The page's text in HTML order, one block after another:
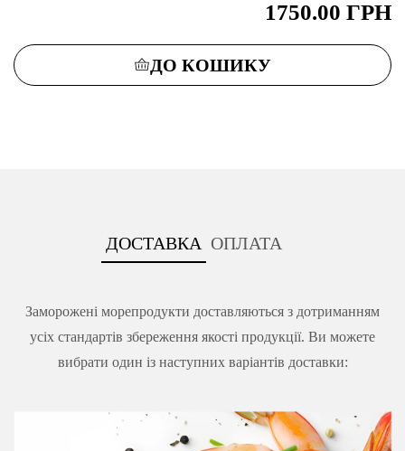
1750.00 ГРН
ДО КОШИКУ
ДОСТАВКА ОПЛАТА
Заморожені морепродукти доставляються з дотриманням
усіх стандартів збереження якості продукції. Ви можете
вибрати один із наступних варіантів доставки: